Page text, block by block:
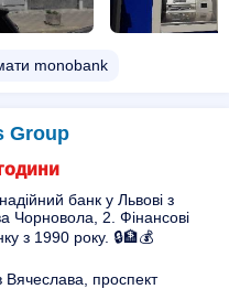
monobank
Group
банк у Львові з
Чорновола, 2. Фінансові
з 1990 року. 🔒🏦💰
проспект